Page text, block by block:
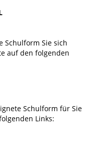
Schulform Sie sich
auf den folgenden
Schulform für Sie
Links: